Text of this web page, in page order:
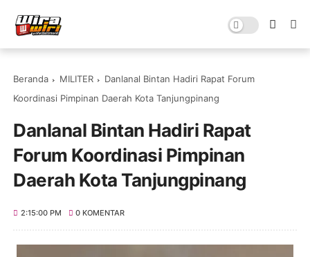
Beranda MILITER
Danlanal Bintan Hadiri Rapat Forum
Koordinasi Pimpinan Daerah Kota Tanjungpinang
Danlanal Bintan Hadiri Rapat
Forum Koordinasi Pimpinan
Daerah Kota Tanjungpinang
2:15:00 PM 0 KOMENTAR